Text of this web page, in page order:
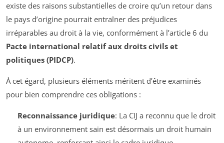
existe des raisons substantielles de croire qu’un retour dans
le pays d’origine pourrait entraîner des préjudices
irréparables au droit à la vie, conformément à l’article 6 du
Pacte international relatif aux droits civils et
politiques (PIDCP).
À cet égard, plusieurs éléments méritent d’être examinés
pour bien comprendre ces obligations :
Reconnaissance juridique: La CIJ a reconnu que le droit
à un environnement sain est désormais un droit humain